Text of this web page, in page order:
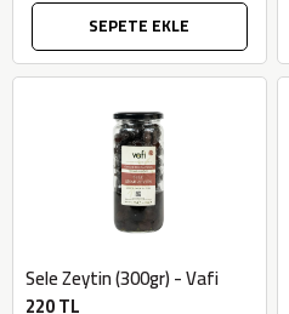
SEPETE EKLE
Sele Zeytin (300gr) - Vafi
220 TL